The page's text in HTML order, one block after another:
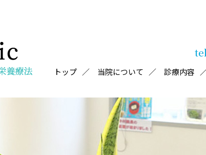
トップ 当院について 診療内容